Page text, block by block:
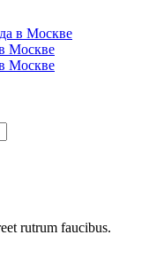
rutrum faucibus.